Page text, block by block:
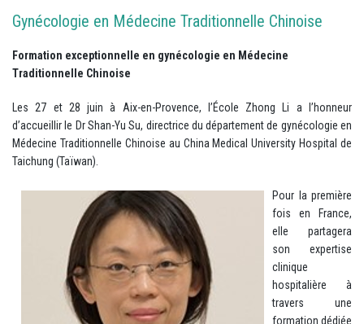
Gynécologie en Médecine Traditionnelle Chinoise
Formation exceptionnelle en gynécologie en Médecine
Traditionnelle Chinoise
Les 27 et 28 juin à Aix-en-Provence, l’École Zhong Li a l’honneur
d’accueillir le Dr Shan-Yu Su, directrice du département de gynécologie en
Médecine Traditionnelle Chinoise au China Medical University Hospital de
Taichung (Taïwan).
Pour la première
fois en France,
elle partagera
son expertise
clinique
hospitalière à
travers une
formation dédiée